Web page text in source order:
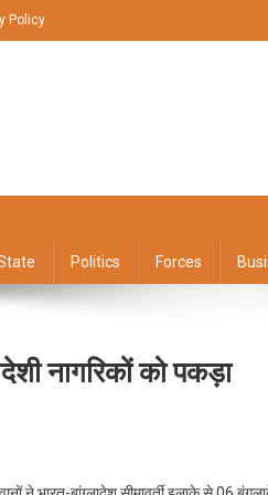
Policy
Politics Forces
नागरिकों को पकड़ा